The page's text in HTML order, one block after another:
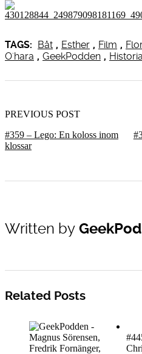
TAGS: Båt , Esther , Film ,
O'hara , GeekPodden , Historia
PREVIOUS POST
#359 – Lego: En koloss inom
klossar
Written by
Related Posts